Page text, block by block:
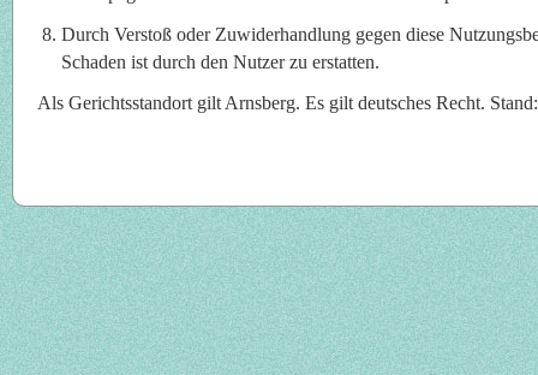
Durch Verstoß oder Zuwiderhandlung gegen diese
Schaden ist durch den Nutzer zu erstatten.
Als Gerichtsstandort gilt Arnsberg. Es gilt deutsches Recht.